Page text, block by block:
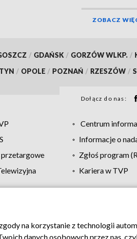
ZOBACZ
/ GDAŃSK / GORZÓW WLKP. /
/ OPOLE / POZNAŃ / RZESZÓW /
Dołącz do nas:
Centrum
Informacje o
przetargowe Zgłoś program
Kariera w TVP
Polityka prywatności Moje
na korzystanie z technologii
danych osobowych przez nas,